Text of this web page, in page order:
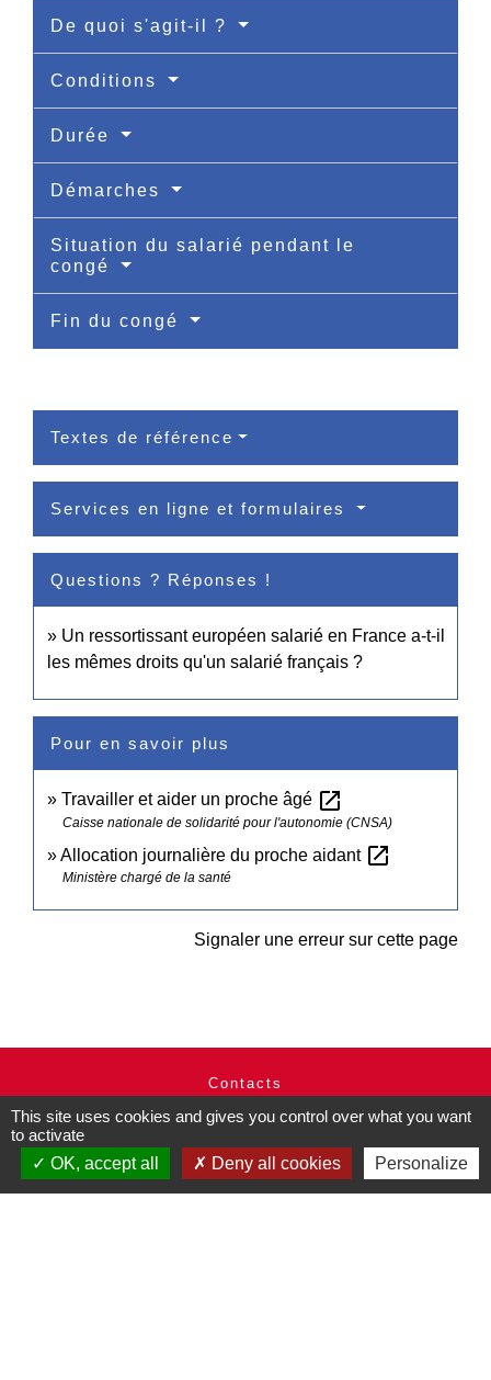
De quoi s'agit-il ?
Conditions
Durée
Démarches
Situation du salarié pendant le
congé
Fin du congé
Textes de référence
Services en ligne et formulaires
Questions ? Réponses !
Un ressortissant européen salarié en France a-t-il
les mêmes droits qu'un salarié français ?
Pour en savoir plus
Travailler et aider un proche âgé open_in_new
Caisse nationale de solidarité pour l'autonomie (CNSA)
Allocation journalière du proche aidant open_in_new
Ministère chargé de la santé
Signaler une erreur sur cette page
Contacts
Commune de Pullay
27130 Pullay - FRANCE
+33 2 32 32 18 58
This site uses cookies and gives you control over what you want
to activate
OK, accept all
Deny all cookies Personalize